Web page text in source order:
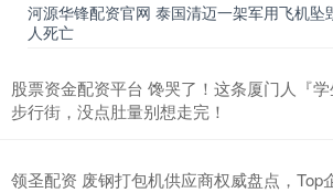
河源华锋配资官网 泰国清迈一架军用飞机坠
人死亡
股票资金配资平台 馋哭了！这条厦门人『
步行街，没点肚量别想走完！
领圣配资 废钢打包机供应商权威盘点，Top